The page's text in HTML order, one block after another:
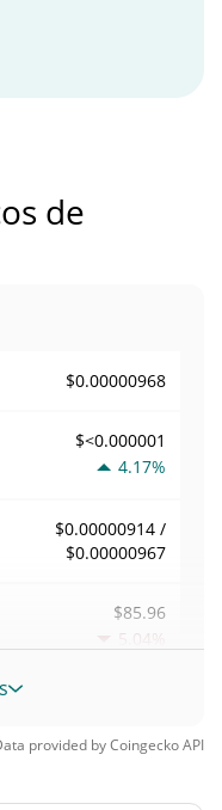
de
$0.00000968
$<0.000001
4.17%
$0.00000914 /
$0.00000967
$85.96
5.04%
provided byCoingeckoAPI